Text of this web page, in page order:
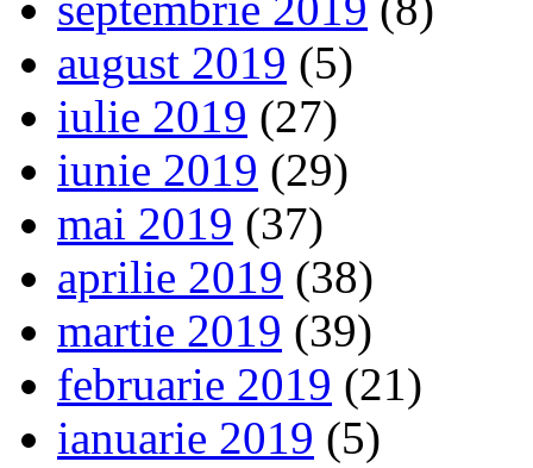
august 2019 (5)
iulie 2019 (27)
iunie 2019 (29)
mai 2019 (37)
aprilie 2019 (38)
martie 2019 (39)
februarie 2019 (21)
ianuarie 2019 (5)